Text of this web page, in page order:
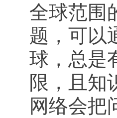
全球范围
题，可以
球，总是
限，且知
网络会把